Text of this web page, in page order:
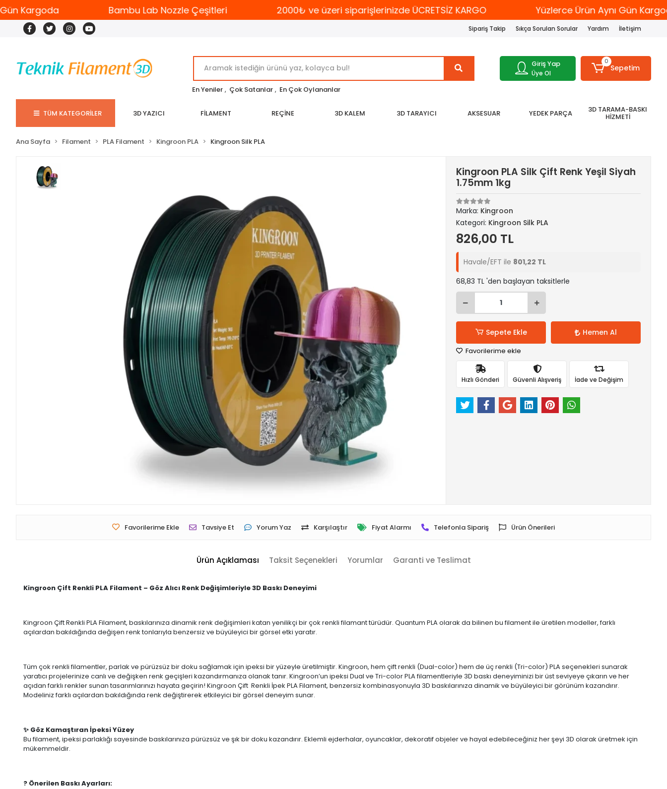
Kargoda Bambu Lab Nozzle Çeşitleri 2000₺ ve üzeri siparişlerinizde ÜCRETSİZ KARGO Yüzlerce Ürün Aynı Gün Kargoda
Sipariş Takip Sıkça Sorulan Sorular Yardım İletişim
En Yeniler , Çok Satanlar , En Çok Oylananlar
Giriş Yap
Üye Ol
0
Sepetim
TÜM KATEGORİLER 3D YAZICI FİLAMENT REÇİNE 3D KALEM 3D TARAYICI AKSESUAR YEDEK PARÇA 3D TARAMA-BASKI
HİZMETİ
Ana Sayfa Filament PLA Filament Kingroon PLA Kingroon Silk PLA
Kingroon PLA Silk Çift Renk Yeşil Siyah
1.75mm 1kg
Marka: Kingroon
Kategori: Kingroon Silk PLA
826,00 TL
Havale/EFT ile 801,22 TL
68,83 TL 'den başlayan taksitlerle
Sepete Ekle Hemen Al
Favorilerime ekle
Hızlı Gönderi Güvenli Alışveriş İade ve Değişim
Favorilerime Ekle Tavsiye Et Yorum Yaz Karşılaştır Fiyat Alarmı Telefonla Sipariş Ürün Önerileri
Ürün Açıklaması Taksit Seçenekleri Yorumlar Garanti ve Teslimat
Kingroon Çift Renkli PLA Filament – Göz Alıcı Renk Değişimleriyle 3D Baskı Deneyimi
Kingroon Çift Renkli PLA Filament, baskılarınıza dinamik renk değişimleri katan yenilikçi bir çok renkli filamant türüdür. Quantum PLA olarak da bilinen bu filament ile üretilen modeller, farklı
açılardan bakıldığında değişen renk tonlarıyla benzersiz ve büyüleyici bir görsel etki yaratır.
Tüm çok renkli filamentler, parlak ve pürüzsüz bir doku sağlamak için ipeksi bir yüzeyle üretilmiştir. Kingroon, hem çift renkli (Dual-color) hem de üç renkli (Tri-color) PLA seçenekleri sunarak
yaratıcı projelerinize canlı ve değişken renk geçişleri kazandırmanıza olanak tanır. Kingroon’un ipeksi Dual ve Tri-color PLA filamentleriyle 3D baskı deneyiminizi bir üst seviyeye çıkarın ve her
açıdan farklı renkler sunan tasarımlarınızı hayata geçirin! Kingroon Çift Renkli İpek PLA Filament, benzersiz kombinasyonuyla 3D baskılarınıza dinamik ve büyüleyici bir görünüm kazandırır.
Modeliniz farklı açılardan bakıldığında renk değiştirerek etkileyici bir görsel deneyim sunar.
✨ Göz Kamaştıran İpeksi Yüzey
Bu filament, ipeksi parlaklığı sayesinde baskılarınıza pürüzsüz ve şık bir doku kazandırır. Eklemli ejderhalar, oyuncaklar, dekoratif objeler ve hayal edebileceğiniz her şeyi 3D olarak üretmek için
mükemmeldir.
?️ Önerilen Baskı Ayarları: